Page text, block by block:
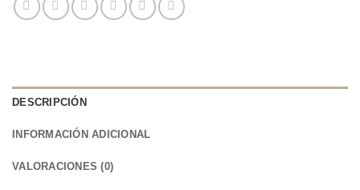
DESCRIPCIÓN
INFORMACIÓN ADICIONAL
VALORACIONES (0)